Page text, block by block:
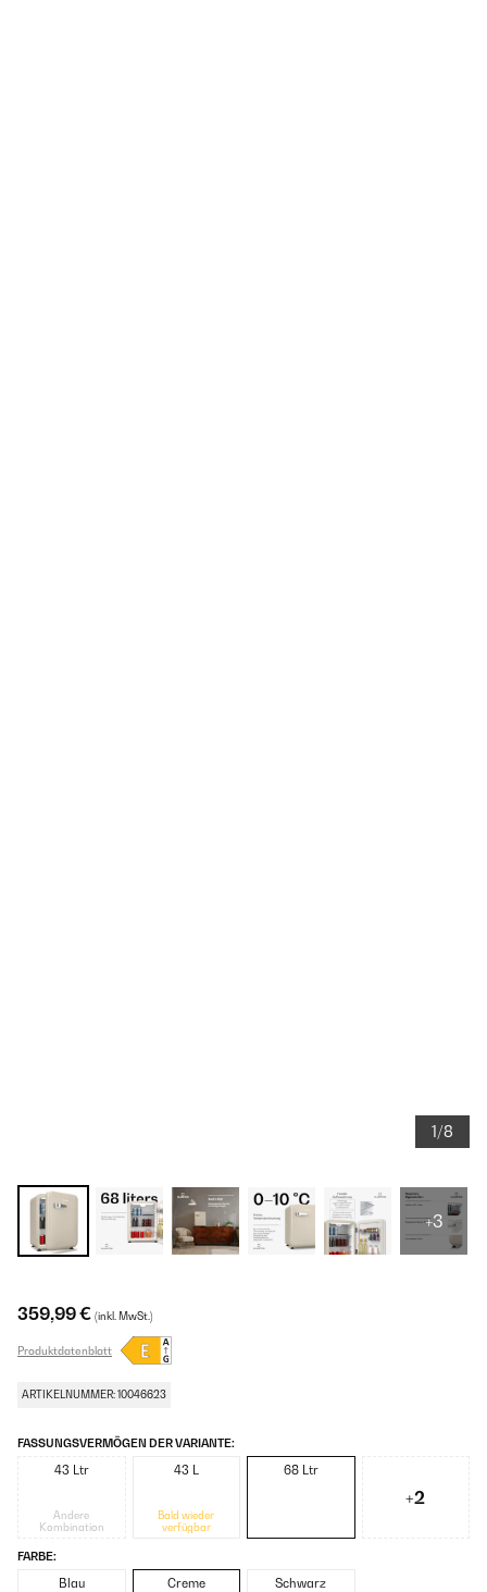
1/8
+3
359,99 € (inkl. MwSt.)
Produktdatenblatt
ARTIKELNUMMER: 10046623
FASSUNGSVERMÖGEN DER VARIANTE:
43 Ltr
Andere
Kombination
43 L
Bald wieder
verfügbar
68 Ltr
+2
FARBE:
Blau Creme Schwarz